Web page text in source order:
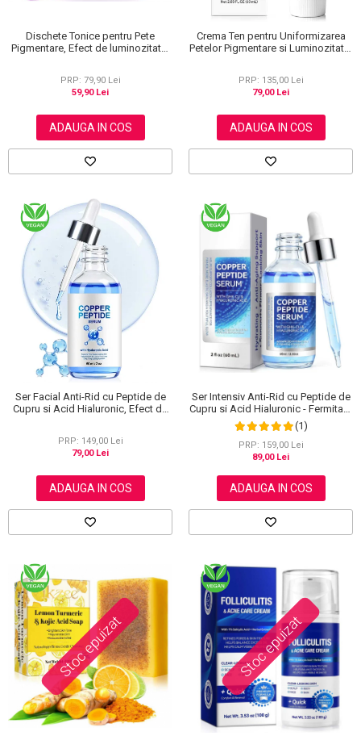
Dischete Tonice pentru Pete
Pigmentare, Efect de luminozitate,
PRP: 79,90 Lei
59,90 Lei
ADAUGA IN COS
Crema Ten pentru Uniformizarea
Petelor Pigmentare si Luminozitate,
PRP: 135,00 Lei
79,00 Lei
ADAUGA IN COS
Ser Facial Anti-Rid cu Peptide de
Cupru si Acid Hialuronic, Efect de
PRP: 149,00 Lei
79,00 Lei
ADAUGA IN COS
Ser Intensiv Anti-Rid cu Peptide de
Cupru si Acid Hialuronic - Fermitate
si Hidratare, 60 ml
(1)
PRP: 159,00 Lei
89,00 Lei
ADAUGA IN COS
Stoc epuizat Stoc epuizat